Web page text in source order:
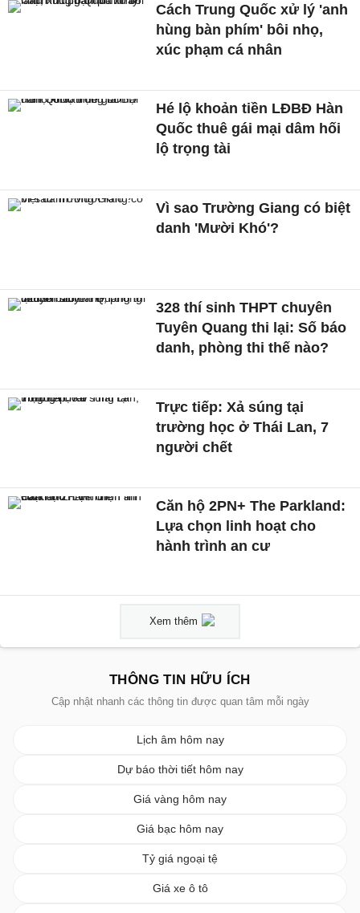
Cách Trung Quốc xử lý 'anh
hùng bàn phím' bôi nhọ,
xúc phạm cá nhân
Hé lộ khoản tiền LĐBĐ Hàn
Quốc thuê gái mại dâm hối
lộ trọng tài
Vì sao Trường Giang có biệt
danh 'Mười Khó'?
328 thí sinh THPT chuyên
Tuyên Quang thi lại: Số báo
danh, phòng thi thế nào?
Trực tiếp: Xả súng tại
trường học ở Thái Lan, 7
người chết
Căn hộ 2PN+ The Parkland:
Lựa chọn linh hoạt cho
hành trình an cư
Xem thêm
THÔNG TIN HỮU ÍCH
Cập nhật nhanh các thông tin được quan tâm mỗi ngày
Lịch âm hôm nay
Dự báo thời tiết hôm nay
Giá vàng hôm nay
Giá bạc hôm nay
Tỷ giá ngoại tệ
Giá xe ô tô